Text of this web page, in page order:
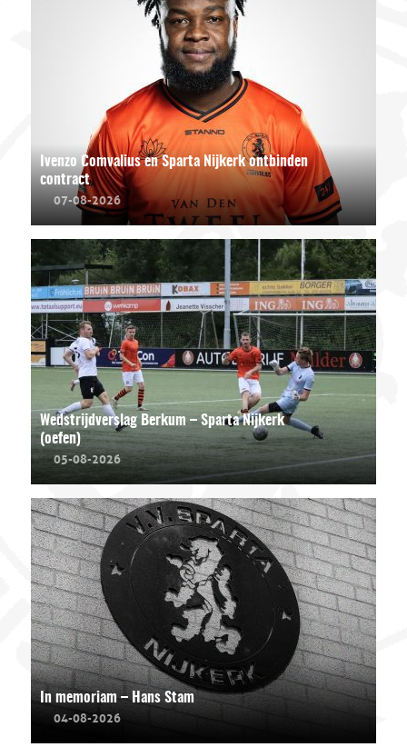
Ivenzo Comvalius en Sparta Nijkerk ontbinden
contract
07-08-2026
Wedstrijdverslag Berkum – Sparta Nijkerk
(oefen)
05-08-2026
In memoriam – Hans Stam
04-08-2026